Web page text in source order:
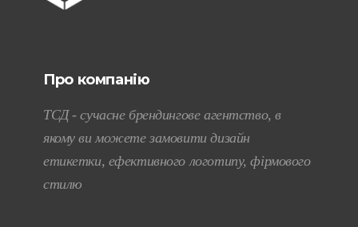
Про компанію
ТСД - сучасне брендингове агентство, в
якому ви можете замовити дизайн
етикетки, ефективного логотипу, фірмового
стилю